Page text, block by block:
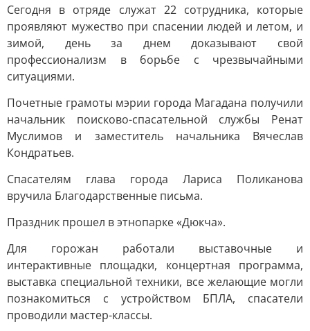
Сегодня в отряде служат 22 сотрудника, которые
проявляют мужество при спасении людей и летом, и
зимой, день за днем доказывают свой
профессионализм в борьбе с чрезвычайными
ситуациями.
Почетные грамоты мэрии города Магадана получили
начальник поисково-спасательной службы Ренат
Муслимов и заместитель начальника Вячеслав
Кондратьев.
Спасателям глава города Лариса Поликанова
вручила Благодарственные письма.
Праздник прошел в этнопарке «Дюкча».
Для горожан работали выставочные и
интерактивные площадки, концертная программа,
выставка специальной техники, все желающие могли
познакомиться с устройством БПЛА, спасатели
проводили мастер-классы.